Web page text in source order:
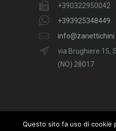
+390322950042
+393925348449
via Brughiere 15,
(NO) 28017
Questo sito fa uso di cookie